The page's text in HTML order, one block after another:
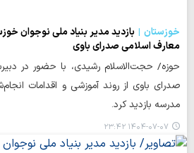
خوزستان
بازدید مدیر بنیاد ملی نوجوان
معارف اسلامی صدرای باوی
حوزه/ حجت‌الاسلام رشیدی، با حضور در
صدرای باوی از روند آموزشی و اقدامات
مدرسه بازدید کرد.
۱۴۰۴-۰۷-۰۷ ۲۳:۴۲